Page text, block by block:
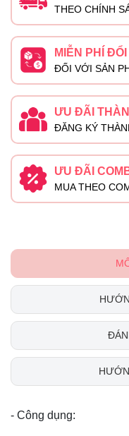
THEO CHÍNH
MIỄN PHÍ
ĐỐI VỚI SẢN
ƯU ĐÃI
ĐĂNG KÝ
ƯU ĐÃI
MUA THEO
- Công dụng: